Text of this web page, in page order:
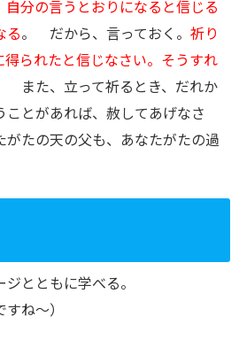
自分の言うとおりになると信じる
る。 だから、言っておく。 祈り
得られたと信じなさい。そうすれ
また、立って祈るとき、だれか
ことがあれば、赦してあげなさ
がたの天の父も、あなたがたの過
とともに学べる。
すね〜）